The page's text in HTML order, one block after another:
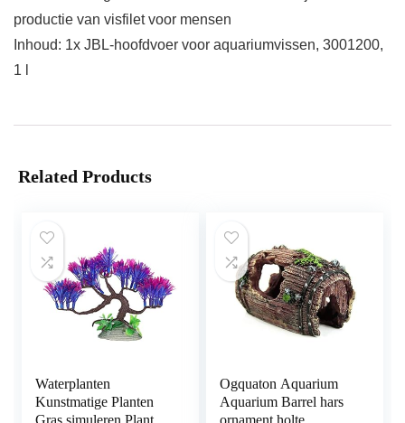
productie van visfilet voor mensen
Inhoud: 1x JBL-hoofdvoer voor aquariumvissen, 3001200,
1 l
Related Products
Waterplanten
Kunstmatige Planten
Ogquaton Aquarium
Aquarium Barrel hars